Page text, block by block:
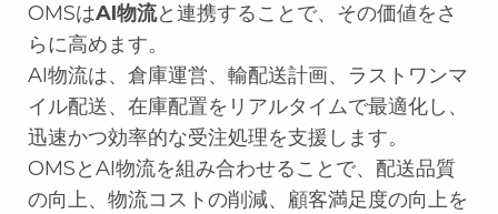
OMSはAI物流と連携することで、その価値をさ
らに高めます。
AI物流は、倉庫運営、輸配送計画、ラストワンマ
イル配送、在庫配置をリアルタイムで最適化し、
迅速かつ効率的な受注処理を支援します。
OMSとAI物流を組み合わせることで、配送品質
の向上、物流コストの削減、顧客満足度の向上を